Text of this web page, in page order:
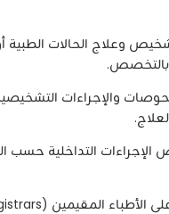
وعلاج الحالات الطبية
بالتخصص.
والإجراءات
الإجراءات التداخلية حسب